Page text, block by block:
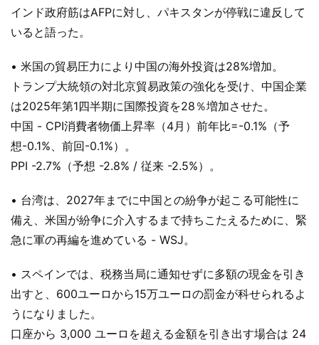
インド政府筋はAFPに対し、パキスタンが停戦に違反して
いると語った。
• 米国の貿易圧力により中国の海外投資は28%増加。
トランプ大統領の対北京貿易政策の強化を受け、中国企業
は2025年第1四半期に国際投資を28％増加させた。
中国 - CPI消費者物価上昇率（4月）前年比=-0.1%（予
想-0.1%、前回-0.1%）。
PPI -2.7%（予想 -2.8% / 従来 -2.5%）。
• 台湾は、2027年までに中国との紛争が起こる可能性に
備え、米国が紛争に介入するまで持ちこたえるために、緊
急に軍の再編を進めている - WSJ。
• スペインでは、税務当局に通知せずに多額の現金を引き
出すと、600ユーロから15万ユーロの罰金が科せられるよ
うになりました。
口座から 3,000 ユーロを超える金額を引き出す場合は 24